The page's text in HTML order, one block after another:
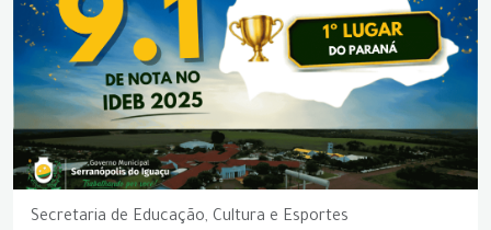
Secretaria de Educação, Cultura e Esportes